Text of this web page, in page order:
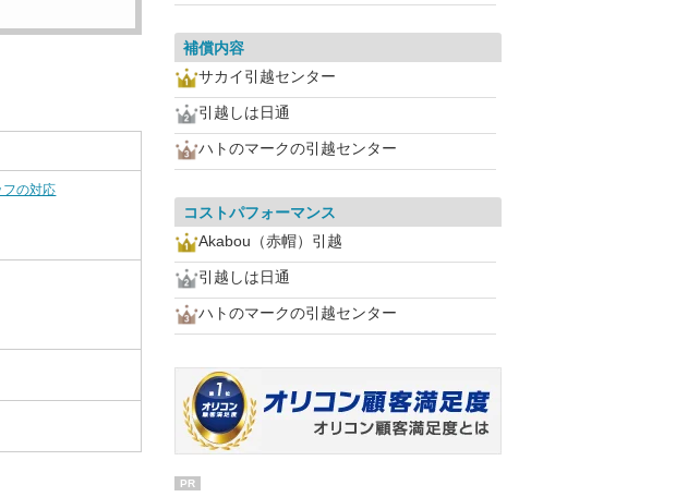
フの対応
補償内容
サカイ引越センター
引越しは日通
ハトのマークの引越センター
コストパフォーマンス
Akabou（赤帽）引越
引越しは日通
ハトのマークの引越センター
PR